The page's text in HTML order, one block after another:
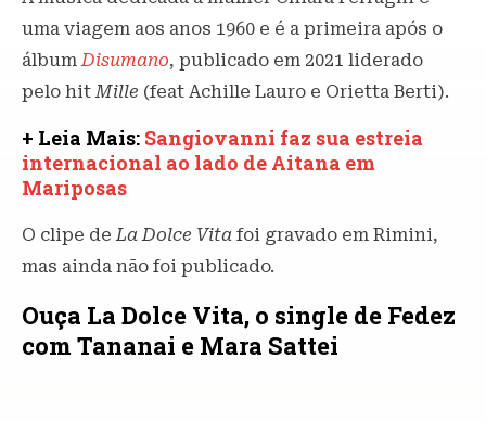
uma viagem aos anos 1960 e é a primeira após o
álbumDisumano, publicado em 2021 liderado
pelo hitMille (feat Achille Lauro e Orietta Berti).
+ Leia Mais: Sangiovanni faz sua estreia
internacional ao lado de Aitana em
Mariposas
O clipe deLa Dolce Vita foi gravado em Rimini,
mas ainda não foi publicado.
Ouça La Dolce Vita, o single de Fedez
com Tananai e Mara Sattei